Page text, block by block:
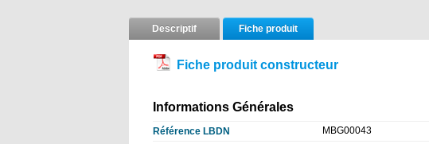
Descriptif Fiche produit
Fiche produit constructeur
Informations Générales
Référence LBDN
MBG00043